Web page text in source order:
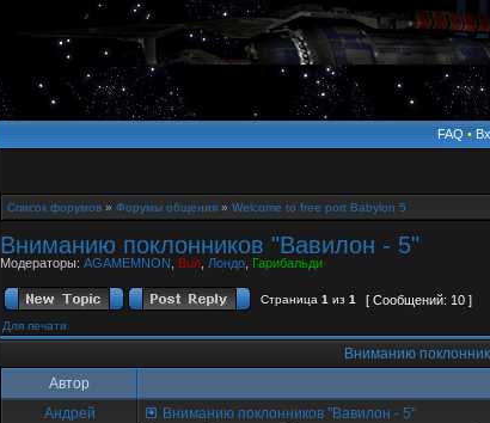
FAQ •
Список форумов » Форумы общения » Welcome to free port Babylon 5
Вниманию поклонников "Вавилон - 5"
Модераторы: AGAMEMNON Buh Лондо Гарибальди
Страница 1 из 1 [ Сообщений: 10 ]
Для печати
Вниманию
Автор
Андрей
Вниманию поклонников "Вавилон - 5"